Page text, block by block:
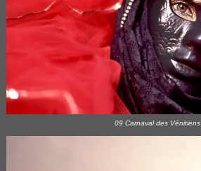
09 Carnaval des Vénitiens